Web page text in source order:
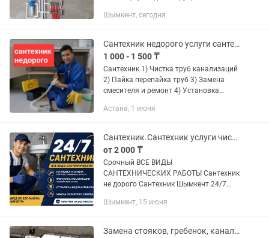
системы с нуля, монтаж радиаторов,
Шымкент, сегодня
Сантехник недорого услуги сантехника прочистка труб канализаций трос
1 000 - 1 500 ₸
Сантехник 1) Чистка труб канализаций
2) Пайка перепайка труб 3) Замена
смесителя и ремонт 4) Установка
другое Обращайтесь
Астана, 1 июня
Сантехник.Сантехник услуги чистка канализация засор 24/7
от 2 000 ₸
Срочный ВСЕ ВИДЫ
САНТЕХНИЧЕСКИХ РАБОТЫ Сантехник
не дорого Сантехник Шымкент 24/7
канализация с аппаратом - Замена
Установка унитаза,...
Шымкент, 15 июня
Замена стояков, гребенок, канализации, радиаторов отопления!